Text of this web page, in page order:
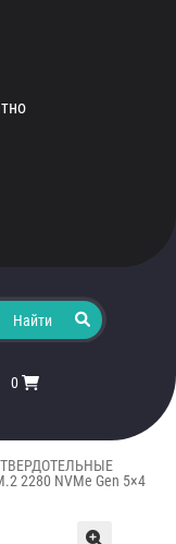
0
ТВЕРДОТЕЛЬНЫЕ
2280 NVMe Gen 5×4